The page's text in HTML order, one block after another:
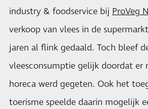
industry & foodservice bij ProVeg
verkoop van vlees in de
jaren al flink gedaald. Toch bleef
vleesconsumptie gelijk doordat er
horeca werd gegeten. Ook het
toerisme speelde daarin mogelijk